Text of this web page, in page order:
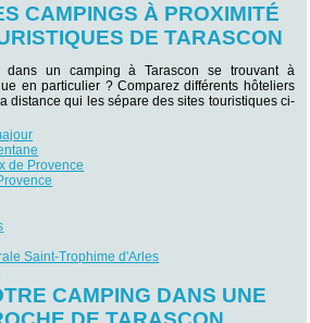
CAMPINGS À PROXIMITÉ
DE TARASCON
dans un camping à Tarascon se trouvant à
en particulier ? Comparez différents hôteliers
distance qui les sépare des sites touristiques ci-
de Provence
Saint-Trophime d'Arles
CAMPING DANS UNE